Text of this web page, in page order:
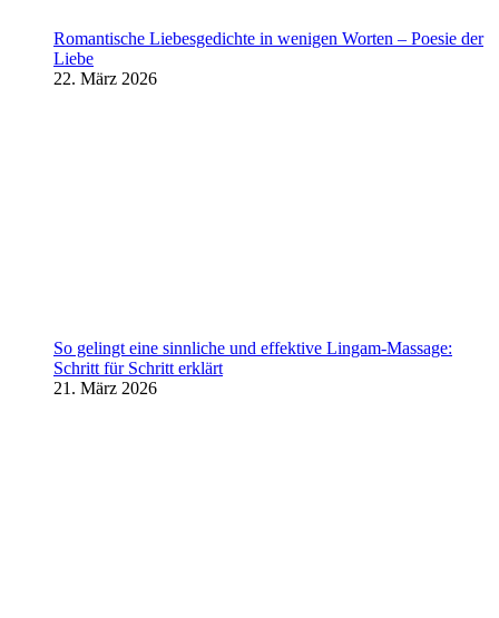
Romantische Liebesgedichte in wenigen Worten – Poesie der
Liebe
22. März 2026
So gelingt eine sinnliche und effektive Lingam-Massage:
Schritt für Schritt erklärt
21. März 2026